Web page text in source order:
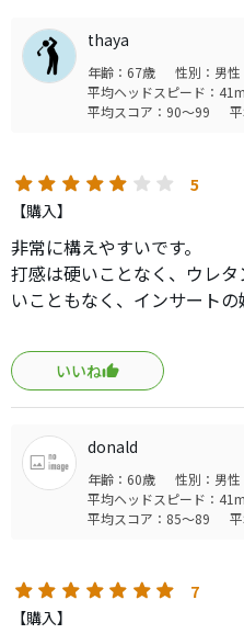
thaya
年齢：67歳 性別：男性
平均ヘッドスピード：
平均スコア：90～99
5
【購入】
非常に構えやすいです。
打感は硬いことなく、ウレ
いこともなく、インサート
プレッシャーなく引くこと
外すことはありません。デ
エースパターです。
いいね
donald
年齢：60歳 性別：男性
平均ヘッドスピード：
平均スコア：85～89
7
【購入】